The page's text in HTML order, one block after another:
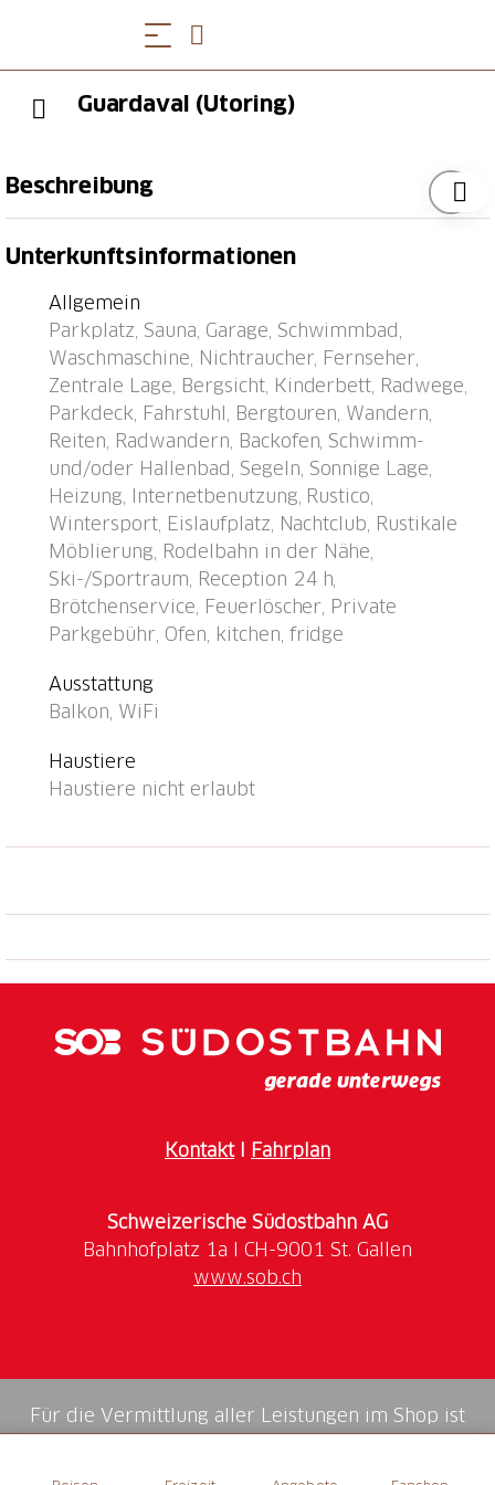
Guardaval (Utoring)
Beschreibung
Ort, zentrale, ruhige, sonnige Lage am Hang, 1 km
Hallenbad. Im Hause: Empfang, Aufenthaltsraum mit
TV, Wireless LAN, Sauna (extra). Spielzimmer,
Fahrstuhl, Skiraum, Zentralheizung, Waschmaschine
(zur Mitbenutzung). Brötchenservice und
Getränkeservice. Schmale Zufahrt bis zum Haus.
Parkplatz (überdacht, beschränkte Anzahl, extra),
Gemeinschaftsgarage (extra). Einkaufsgeschäft 300
m, Restaurant 300 m, Bushaltestelle, Bahnstation
"Davos Dorf" 400 m, Hallenbad 1 km, Badesee 1 km.
Bergeisenbahn, Skisportanlagen, Skipisten, Skischule,
Schlittelbahn 1.5 km, Langlaufloipe, Eisfeld 300 m.
Bekannte Skigebiete sind gut erreichbar: Parsenn
300 m, Jakobshorn 1.5 km. Das Appartementhaus
befindet sich oberhalb der Talstation der
Parsennbahn und verfügt über eine herrliche
Aussicht. Parkplatz + Garage (Reservierung bei
Ankunft).
Unterkunftsinformationen
Allgemein
Parkplatz, Sauna, Garage, Schwimmbad,
Waschmaschine, Nichtraucher, Fernseher,
Zentrale Lage, Bergsicht, Kinderbett, Radwege,
Parkdeck, Fahrstuhl, Bergtouren, Wandern,
Reiten, Radwandern, Backofen, Schwimm-
und/oder Hallenbad, Segeln, Sonnige Lage,
Heizung, Internetbenutzung, Rustico,
Wintersport, Eislaufplatz, Nachtclub, Rustikale
Möblierung, Rodelbahn in der Nähe,
Ski-/Sportraum, Reception 24 h,
Brötchenservice, Feuerlöscher, Private
Parkgebühr, Ofen, kitchen, fridge
Ausstattung
Balkon, WiFi
Haustiere
Haustiere nicht erlaubt
KontaktI Fahrplan
Schweizerische Südostbahn AG
www.sob.ch
Für die Vermittlung aller Leistungen im Shop ist